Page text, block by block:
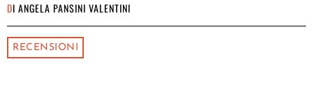
DI ANGELA PANSINI VALENTINI
RECENSIONI